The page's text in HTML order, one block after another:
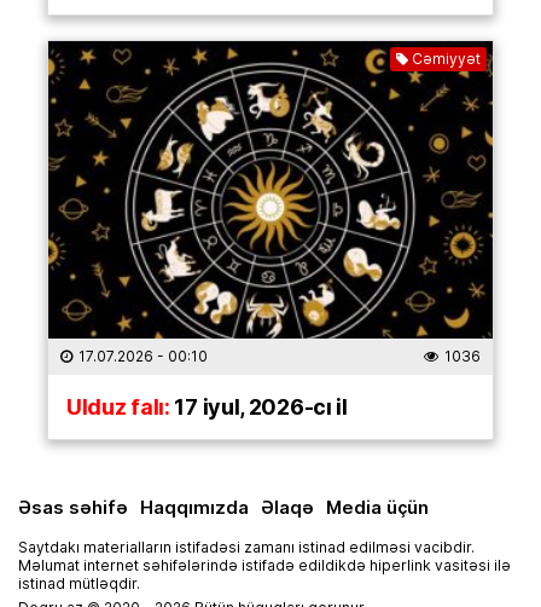
Cəmiyyət
17.07.2026 - 00:10 1036
Ulduz falı:17 iyul, 2026-cı il
Əsas səhifə Haqqımızda Əlaqə Media üçün
Saytdakı materialların istifadəsi zamanı istinad edilməsi vacibdir.
Məlumat internet səhifələrində istifadə edildikdə hiperlink vasitəsi ilə
istinad mütləqdir.